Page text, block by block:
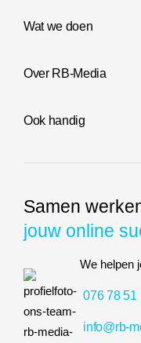
Samen
jouw online
We helpen
076 78 51
info@rb-
Wat we doen
Over RB-Media
Ook handig